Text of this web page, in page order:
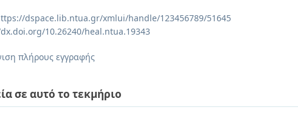
dspace.lib.ntua.gr/xmlui/handle/123456789/51645
10.26240/heal.ntua.19343
πλήρους εγγραφής
σε αυτό το τεκμήριο